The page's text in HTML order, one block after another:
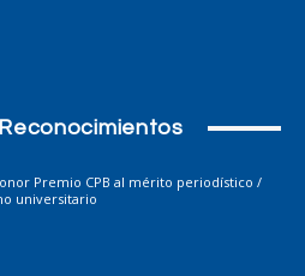
Premio CPB al mérito periodístico /
universitario